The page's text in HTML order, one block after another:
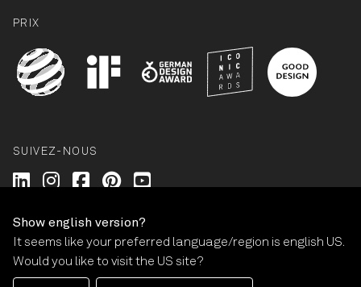
PRIX
SUIVEZ-NOUS
Wilkhahn @ LinkedIn
Wilkhahn @ Instagram
Wilkhahn @ Facebook
Wilkhahn @ Pinterest
© Wilkhahn Wilkening+Hahne GmbH+Co. KG 2026
Mentions légales
Conditions générales
Show english version?
It seems like your preferred language/region is english US.
Would you like to visit the US site?